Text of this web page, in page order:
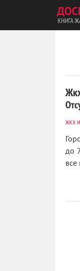
ЖКХ
до
все